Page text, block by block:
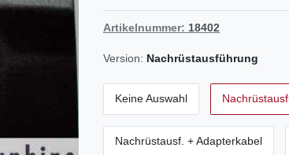
Artikelnummer: 18402
Version: Nachrüstausführung
Keine Auswahl
Nachrüstausf. + Adapterkabel